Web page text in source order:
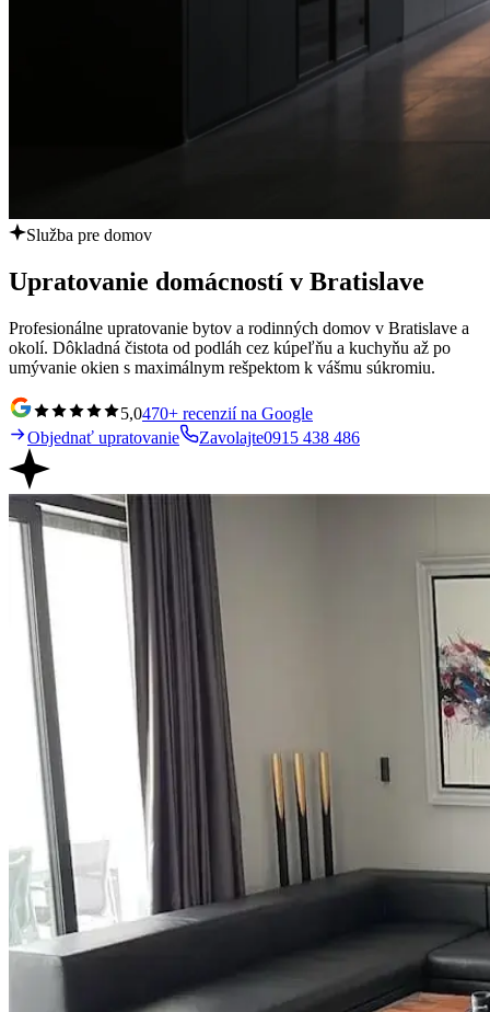
Služba pre domov
Upratovanie domácností v Bratislave
Profesionálne upratovanie bytov a rodinných domov v Bratislave a
okolí. Dôkladná čistota od podláh cez kúpeľňu a kuchyňu až po
umývanie okien s maximálnym rešpektom k vášmu súkromiu.
5,0470+ recenzií na Google
Objednať upratovanie
Zavolajte0915 438 486